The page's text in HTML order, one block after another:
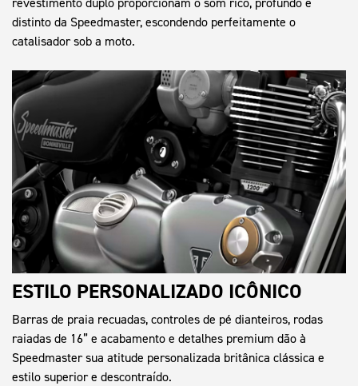
distinto da Speedmaster, escondendo perfeitamente o
catalisador sob a moto.
ESTILO PERSONALIZADO ICÔNICO
Barras de praia recuadas, controles de pé dianteiros, rodas
raiadas de 16” e acabamento e detalhes premium dão à
Speedmaster sua atitude personalizada britânica clássica e
estilo superior e descontraído.